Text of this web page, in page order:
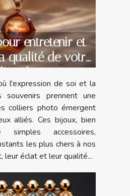
entretenir et
qualité de votre
photo
l'expression de soi et la
souvenirs prennent une
colliers photo émergent
alliés. Ces bijoux, bien
accessoires,
les plus chers à nos
leur éclat et leur qualité...